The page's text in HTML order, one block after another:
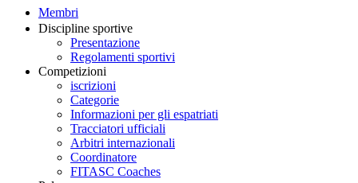
Membri
Discipline sportive
Presentazione
Regolamenti sportivi
Competizioni
iscrizioni
Categorie
Informazioni per gli espatriati
Tracciatori ufficiali
Arbitri internazionali
Coordinatore
FITASC Coaches